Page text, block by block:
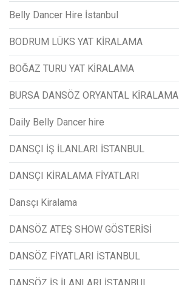
Belly Dancer Hire İstanbul
BODRUM LÜKS YAT KİRALAMA
BOĞAZ TURU YAT KİRALAMA
BURSA DANSÖZ ORYANTAL KİRALAMA
Daily Belly Dancer hire
DANSÇI İŞ İLANLARI İSTANBUL
DANSÇI KİRALAMA FİYATLARI
Dansçı Kiralama
DANSÖZ ATEŞ SHOW GÖSTERİSİ
DANSÖZ FİYATLARI İSTANBUL